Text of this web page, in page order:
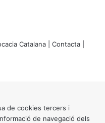
Catalana | Contacta
de cookies tercers i
de navegació dels